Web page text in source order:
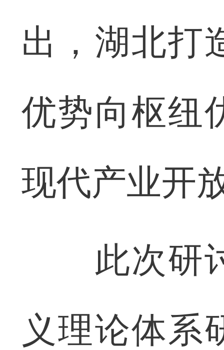
出，湖北打
优势向枢纽
现代产业开
此次研讨
义理论体系